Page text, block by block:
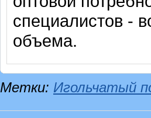
специалистов -
объема.
Метки: Игольчатый